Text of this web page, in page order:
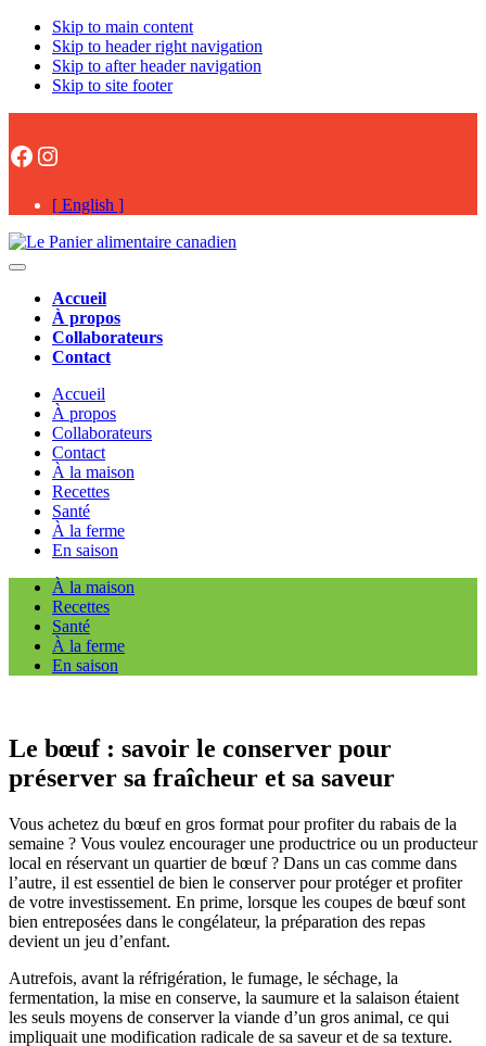
Skip to main content
Skip to header right navigation
Skip to after header navigation
Skip to site footer
Facebook
Instagram
[ English ]
Le
alimentaire
canadien
#onaimelesalimentsCAN
Menu
Accueil
À propos
Collaborateurs
Contact
Accueil
À propos
Collaborateurs
Contact
À la maison
Recettes
Santé
À la ferme
En saison
À la maison
Recettes
Santé
À la ferme
En saison
Le bœuf : savoir le conserver pour
préserver sa fraîcheur et sa saveur
Vous achetez du bœuf en gros format pour profiter du rabais de la
semaine ? Vous voulez encourager une productrice ou un producteur
local en réservant un quartier de bœuf ? Dans un cas comme dans
l’autre, il est essentiel de bien le conserver pour protéger et profiter
de votre investissement. En prime, lorsque les coupes de bœuf sont
bien entreposées dans le congélateur, la préparation des repas
devient un jeu d’enfant.
Autrefois, avant la réfrigération, le fumage, le séchage, la
fermentation, la mise en conserve, la saumure et la salaison étaient
les seuls moyens de conserver la viande d’un gros animal, ce qui
impliquait une modification radicale de sa saveur et de sa texture.